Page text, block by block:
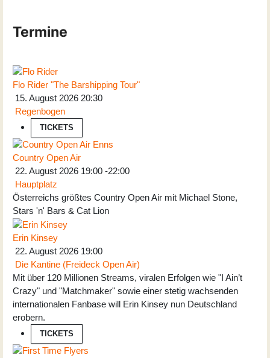
Termine
Flo Rider "The Barshipping Tour"
15. August 2026 20:30
Regenbogen
TICKETS
Country Open Air
22. August 2026 19:00 -22:00
Hauptplatz
Österreichs größtes Country Open Air mit Michael Stone,
Stars 'n' Bars & Cat Lion
Erin Kinsey
22. August 2026 19:00
Die Kantine (Freideck Open Air)
Mit über 120 Millionen Streams, viralen Erfolgen wie "I Ain’t
Crazy" und "Matchmaker" sowie einer stetig wachsenden
internationalen Fanbase will Erin Kinsey nun Deutschland
erobern.
TICKETS